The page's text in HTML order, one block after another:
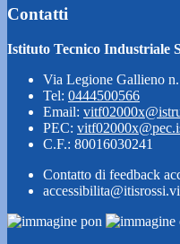
Contatti
Istituto Tecnico Industriale
Via Legione Gallieno
Tel: 0444500566
Email:
PEC:
C.F.: 80016030241
Contatto di feedback